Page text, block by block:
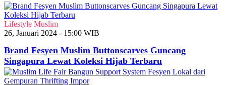
Lifestyle Muslim
26, Januari 2024 - 15:00 WIB
Brand Fesyen Muslim Buttonscarves Guncang
Singapura Lewat Koleksi Hijab Terbaru